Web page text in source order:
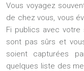
Vous voyagez
de chez vous, vous
Fi publics avec votre
sont pas sûrs et
soient capturées
quelques liste des